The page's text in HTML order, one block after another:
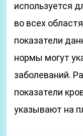
используется
во всех
показатели
нормы могут
заболеваний.
показатели
указывают на